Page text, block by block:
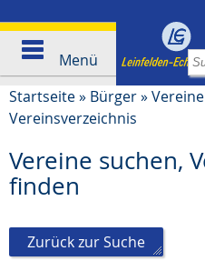
Menü
Startseite» Bürger»Vereine
Vereinsverzeichnis
Vereine suchen,
finden
Zurück zur Suche